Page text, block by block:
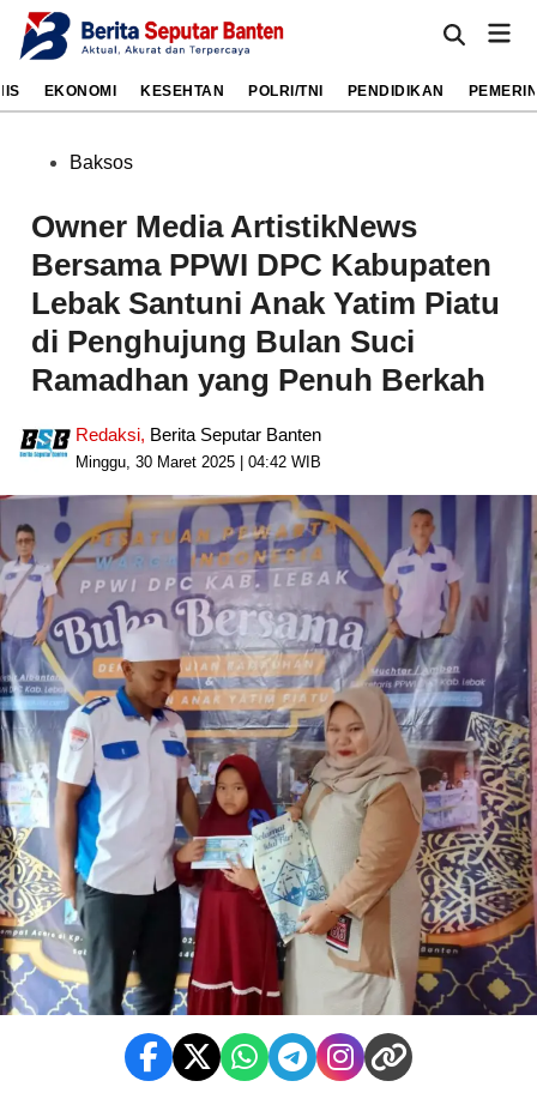
Skip
Open
EKONOMI KESEHTAN POLRI/TNI PENDIDIKAN
PostedBaksos
Owner Media ArtistikNews
Bersama PPWI DPC Kabupaten
Lebak Santuni Anak Yatim Piatu
di Penghujung Bulan Suci
Ramadhan yang Penuh Berkah
Redaksi, Berita Seputar Banten
Minggu, 30 Maret 2025 | 04:42 WIB